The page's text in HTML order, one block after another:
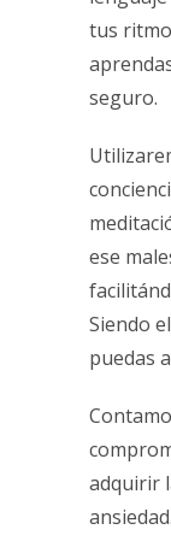
tus
seguro.
ese
Siendo
puedas
adquirir
ansiedad.